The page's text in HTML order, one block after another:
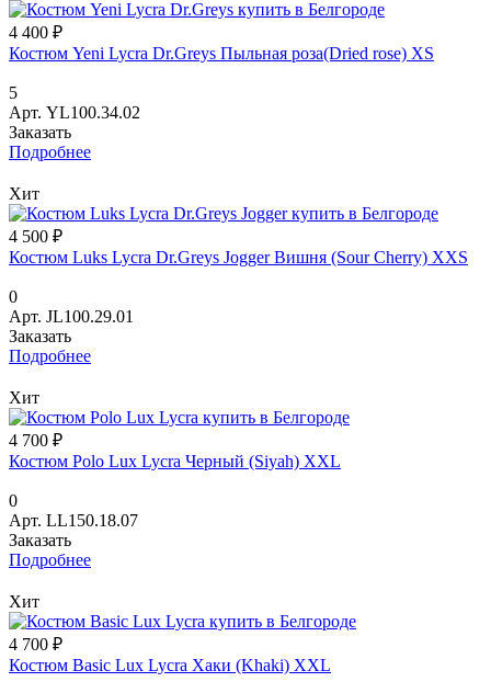
4 400 ₽
Костюм Yeni Lycra Dr.Greys Пыльная роза(Dried rose) XS
5
Арт. YL100.34.02
Заказать
Подробнее
Хит
4 500 ₽
Костюм Luks Lycra Dr.Greys Jogger Вишня (Sour Cherry) XXS
0
Арт. JL100.29.01
Заказать
Подробнее
Хит
4 700 ₽
Костюм Polo Lux Lycra Черный (Siyah) XXL
0
Арт. LL150.18.07
Заказать
Подробнее
Хит
4 700 ₽
Костюм Basic Lux Lycra Хаки (Khaki) XXL